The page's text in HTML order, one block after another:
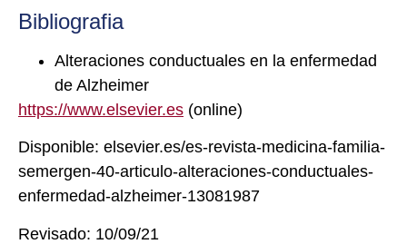
Bibliografia
Alteraciones conductuales en la enfermedad
de Alzheimer
https://www.elsevier.es (online)
Disponible: elsevier.es/es-revista-medicina-familia-
semergen-40-articulo-alteraciones-conductuales-
enfermedad-alzheimer-13081987
Revisado: 10/09/21